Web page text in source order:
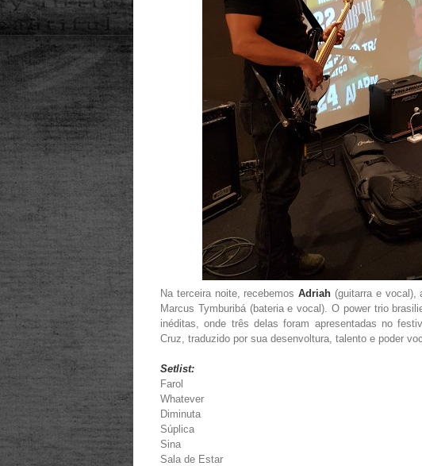
Na terceira noite, recebemosAdriah (guitarra e vocal),
Marcus Tymburibá (bateria e vocal). O power trio
inéditas, onde três delas foram apresentadas no
Cruz, traduzido por sua desenvoltura, talento e poder
Setlist:
Farol
Whatever
Diminuta
Súplica
Sina
Sala de Estar